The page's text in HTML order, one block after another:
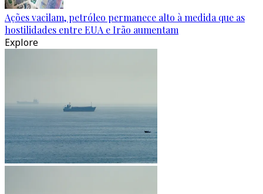
Ações vacilam, petróleo permanece alto à medida que as
hostilidades entre EUA e Irão aumentam
Explore